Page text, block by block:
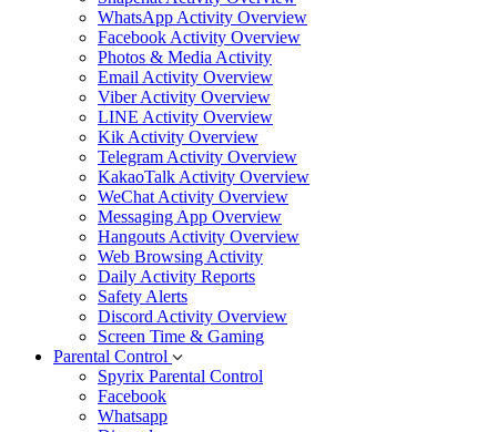
WhatsApp Activity Overview
Facebook Activity Overview
Photos & Media Activity
Email Activity Overview
Viber Activity Overview
LINE Activity Overview
Kik Activity Overview
Telegram Activity Overview
KakaoTalk Activity Overview
WeChat Activity Overview
Messaging App Overview
Hangouts Activity Overview
Web Browsing Activity
Daily Activity Reports
Safety Alerts
Discord Activity Overview
Screen Time & Gaming
Parental Control
Spyrix Parental Control
Facebook
Whatsapp